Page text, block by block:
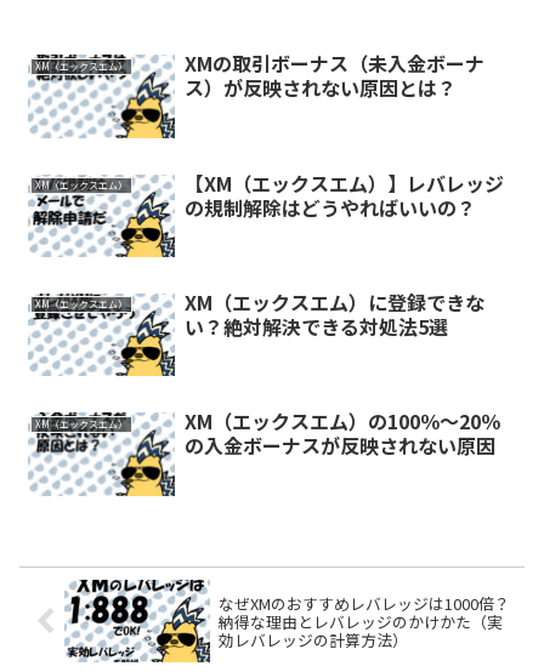
XM（エックスエム）
XMの取引ボーナス（未入金ボーナ
ス）が反映されない原因とは？
XM（エックスエム）
【XM（エックスエム）】レバレッジ
の規制解除はどうやればいいの？
XM（エックスエム）
XM（エックスエム）に登録できな
い？絶対解決できる対処法5選
XM（エックスエム）
XM（エックスエム）の100％～20％
の入金ボーナスが反映されない原因
なぜXMのおすすめレバレッジは1000倍？
納得な理由とレバレッジのかけかた（実
効レバレッジの計算方法）